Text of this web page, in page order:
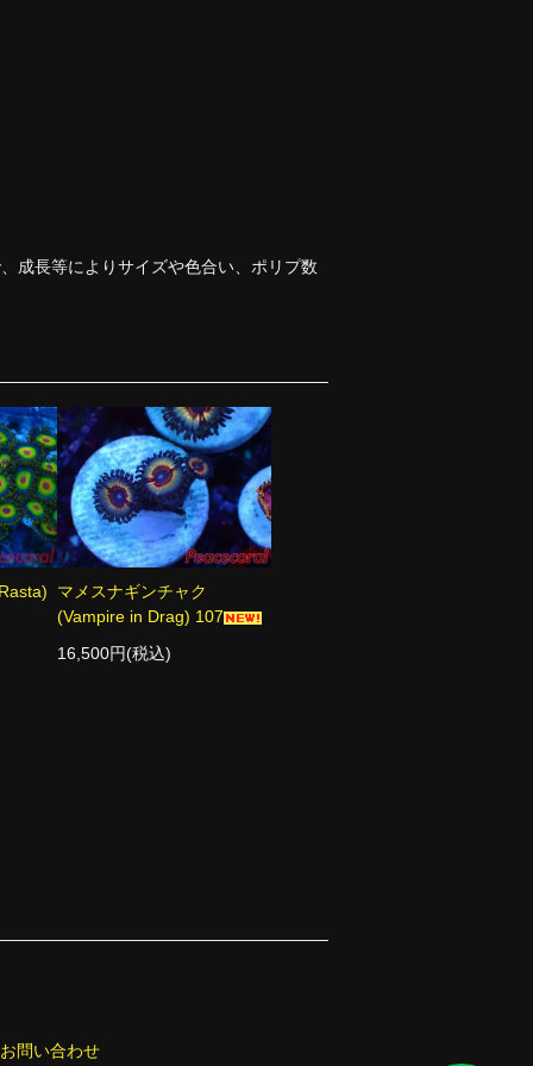
成長等によりサイズや色合い、ポリプ数
マメスナギンチャク
(Vampire in Drag) 107
16,500円(税込)
お問い合わせ